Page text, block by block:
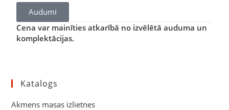
Audumi
Cena var mainīties atkarībā no izvēlētā auduma un
komplektācijas.
Katalogs
Akmens masas izlietnes